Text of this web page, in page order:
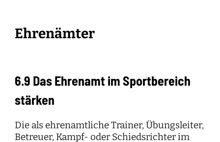
Ehrenämter
6.9 Das Ehrenamt im Sportbereich
stärken
Die als ehrenamtliche Trainer, Übungsleiter,
Betreuer, Kampf- oder Schiedsrichter im